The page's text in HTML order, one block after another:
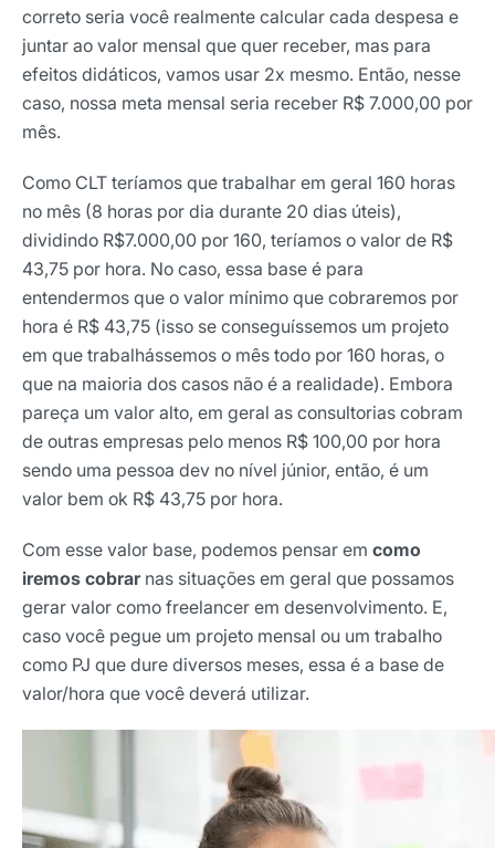
correto seria você realmente calcular cada despesa e
juntar ao valor mensal que quer receber, mas para
efeitos didáticos, vamos usar 2x mesmo. Então, nesse
caso, nossa meta mensal seria receber R$ 7.000,00 por
mês.
Como CLT teríamos que trabalhar em geral 160 horas
no mês (8 horas por dia durante 20 dias úteis),
dividindo R$7.000,00 por 160, teríamos o valor de R$
43,75 por hora. No caso, essa base é para
entendermos que o valor mínimo que cobraremos por
hora é R$ 43,75 (isso se conseguíssemos um projeto
em que trabalhássemos o mês todo por 160 horas, o
que na maioria dos casos não é a realidade). Embora
pareça um valor alto, em geral as consultorias cobram
de outras empresas pelo menos R$ 100,00 por hora
sendo uma pessoa dev no nível júnior, então, é um
valor bem ok R$ 43,75 por hora.
Com esse valor base, podemos pensar em como
iremos cobrar nas situações em geral que possamos
gerar valor como freelancer em desenvolvimento. E,
caso você pegue um projeto mensal ou um trabalho
como PJ que dure diversos meses, essa é a base de
valor/hora que você deverá utilizar.